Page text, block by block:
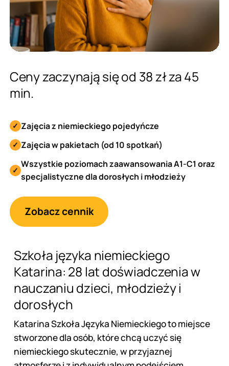
Ceny zaczynają się od 38 zł za 45
min.
Zajęcia z niemieckiego pojedyńcze
Zajęcia w pakietach (od 10 spotkań)
Wszystkie poziomach zaawansowania A1-C1 oraz
specjalistyczne dla dorosłych i młodzieży
Zobacz cennik
Szkoła języka niemieckiego
Katarina: 28 lat doświadczenia w
nauczaniu dzieci, młodzieży i
dorosłych
Katarina Szkoła Języka Niemieckiego to miejsce
stworzone dla osób, które chcą uczyć się
niemieckiego skutecznie, w przyjaznej